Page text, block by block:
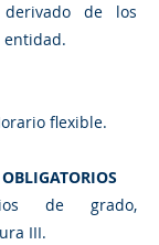
de los
entidad.
flexible.
de grado,
III.